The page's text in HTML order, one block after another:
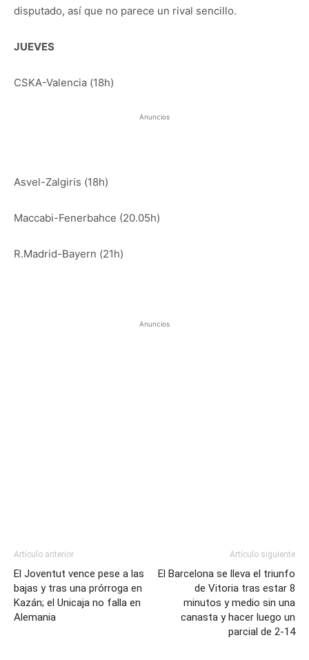
disputado, así que no parece un rival sencillo.
JUEVES
CSKA-Valencia (18h)
Anuncios
Asvel-Zalgiris (18h)
Maccabi-Fenerbahce (20.05h)
R.Madrid-Bayern (21h)
Anuncios
Artículo anterior
El Joventut vence pese a las
bajas y tras una prórroga en
Kazán; el Unicaja no falla en
Alemania
Artículo siguiente
El Barcelona se lleva el triunfo
de Vitoria tras estar 8
minutos y medio sin una
canasta y hacer luego un
parcial de 2-14